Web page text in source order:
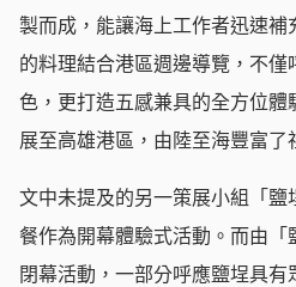
製而成，能讓海上工作者迅速
的料理結合港區週邊導覽，不
色，更打造五感兼具的全方位
展至高雄港區，由陸至海豐富了
文中未提及的另一策展小組「
餐作為開幕體驗式活動。而由
閉幕活動，一部分呼應鹽埕具